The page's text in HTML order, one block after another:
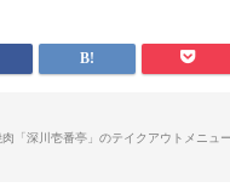
「深川壱番亭」のテイクアウトメニュ